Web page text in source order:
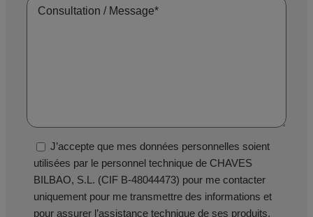
J’accepte que mes données personnelles soient
utilisées par le personnel technique de CHAVES
BILBAO, S.L. (CIF B-48044473) pour me contacter
uniquement pour me transmettre des informations et
pour assurer l’assistance technique de ses produits.